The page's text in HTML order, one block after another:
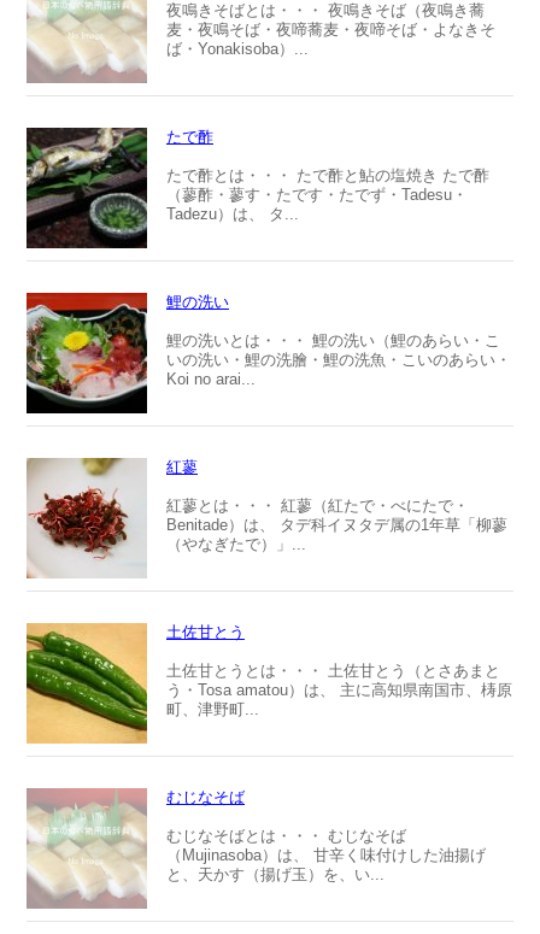
夜鳴きそばとは・・・ 夜鳴きそば（夜鳴き蕎
麦・夜鳴そば・夜啼蕎麦・夜啼そば・よなきそ
ば・Yonakisoba）...
たで酢
たで酢とは・・・ たで酢と鮎の塩焼き たで酢
（蓼酢・蓼す・たです・たでず・Tadesu・
Tadezu）は、 タ...
鯉の洗い
鯉の洗いとは・・・ 鯉の洗い（鯉のあらい・こ
いの洗い・鯉の洗膾・鯉の洗魚・こいのあらい・
Koi no arai...
紅蓼
紅蓼とは・・・ 紅蓼（紅たで・べにたで・
Benitade）は、 タデ科イヌタデ属の1年草「柳蓼
（やなぎたで）」...
土佐甘とう
土佐甘とうとは・・・ 土佐甘とう（とさあまと
う・Tosa amatou）は、 主に高知県南国市、梼原
町、津野町...
むじなそば
むじなそばとは・・・ むじなそば
（Mujinasoba）は、 甘辛く味付けした油揚げ
と、天かす（揚げ玉）を、い...